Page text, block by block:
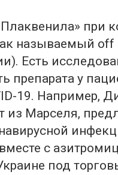
при
называемый off
Есть
препарата у
19. Например,
из Марселя,
с
под